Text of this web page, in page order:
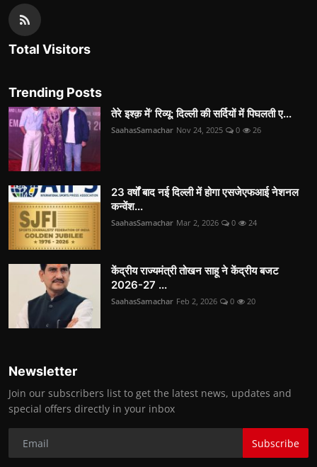
Total Visitors
Trending Posts
तेरे इश्क़ में’ रिव्यू: दिल्ली की सर्दियों में पिघलती ए...
SaahasSamachar Nov 24, 2025 0 26
23 वर्षों बाद नई दिल्ली में होगा एसजेएफआई नेशनल
कन्वेंश...
SaahasSamachar Mar 2, 2026 0 24
केंद्रीय राज्यमंत्री तोखन साहू ने केंद्रीय बजट
2026-27 ...
SaahasSamachar Feb 2, 2026 0 20
Newsletter
Join our subscribers list to get the latest news, updates and
special offers directly in your inbox
Subscribe